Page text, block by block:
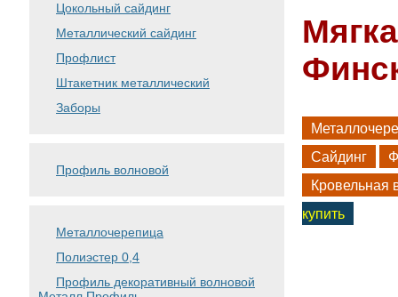
Цокольный сайдинг
Металлический сайдинг
Профлист
Штакетник металлический
Заборы
Профиль волновой
Металлочерепица
Полиэстер 0,4
Профиль декоративный волновой
Сайдинг
Кровельная
купить